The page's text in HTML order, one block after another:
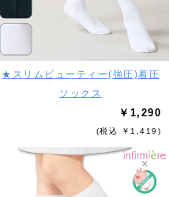
★スリムビューティー(強圧)着圧
ソックス
￥1,290
(税込 ￥1,419)